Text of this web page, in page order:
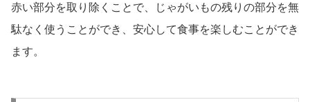
赤い部分を取り除くことで、じゃがいもの残りの部分を無
駄なく使うことができ、安心して食事を楽しむことができ
ます。